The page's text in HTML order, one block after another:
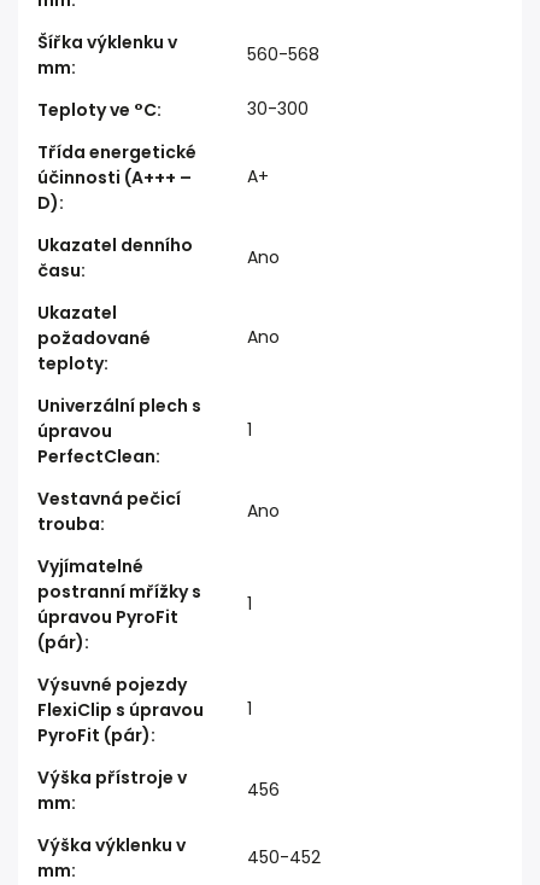
Šířka výklenku v
mm:
560-568
Teploty ve °C:
30-300
Třída energetické
účinnosti (A+++ –
D):
A+
Ukazatel denního
času:
Ano
Ukazatel
požadované
teploty:
Ano
Univerzální plech s
úpravou
PerfectClean:
1
Vestavná pečicí
trouba:
Ano
Vyjímatelné
postranní mřížky s
úpravou PyroFit
(pár):
1
Výsuvné pojezdy
FlexiClip s úpravou
PyroFit (pár):
1
Výška přístroje v
mm:
456
Výška výklenku v
mm:
450-452